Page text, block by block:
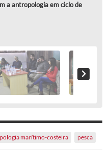
a antropologia em ciclo de
marítimo-costeira pesca